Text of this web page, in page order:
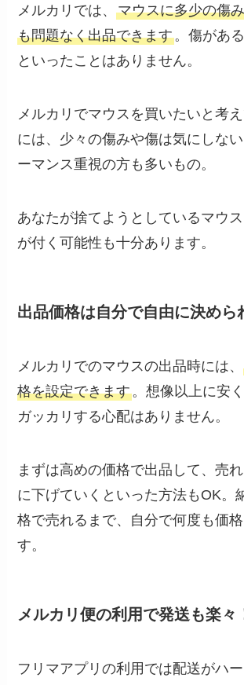
メルカリでは、マウスに多少の傷
も問題なく出品できます。傷があ
といったことはありません。
メルカリでマウスを買いたいと考
には、少々の傷みや傷は気にしな
ーマンス重視の方も多いもの。
あなたが捨てようとしているマウ
が付く可能性も十分あります。
出品価格は自分で自由に決めら
メルカリでのマウスの出品時には、
格を設定できます。想像以上に安
ガッカリする心配はありません。
まずは高めの価格で出品して、売
に下げていくといった方法もOK。
格で売れるまで、自分で何度も価
す。
メルカリ便の利用で発送も楽々
フリマアプリの利用では配送がハ